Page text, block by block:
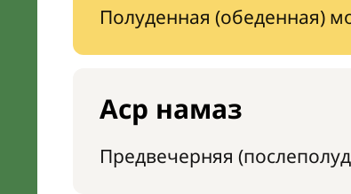
Полуденная (обеденная)
Аср намаз
Предвечерняя